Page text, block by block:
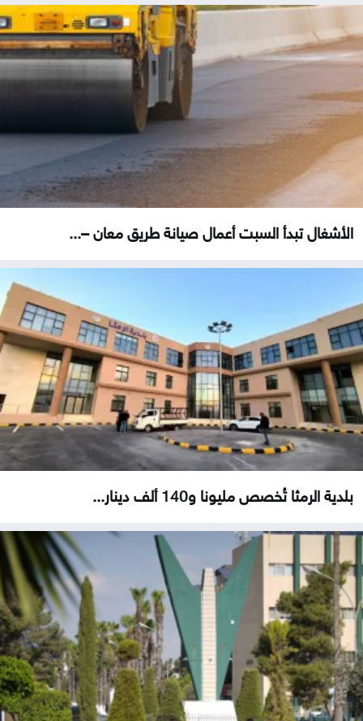
الأشغال تبدأ السبت أعمال صيانة طريق معان –...
بلدية الرمثا تُخصص مليونا و140 ألف دينار...